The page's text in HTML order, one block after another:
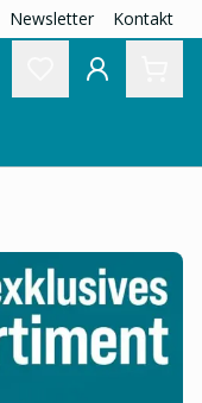
Newsletter Kontakt